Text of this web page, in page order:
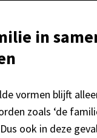
in
vormen blijft
zoals ‘de
ook in deze